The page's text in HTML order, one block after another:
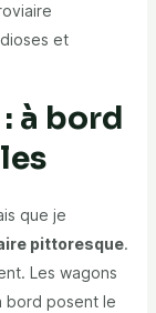
et
à bord
que je
pittoresque.
Les wagons
bord posent le